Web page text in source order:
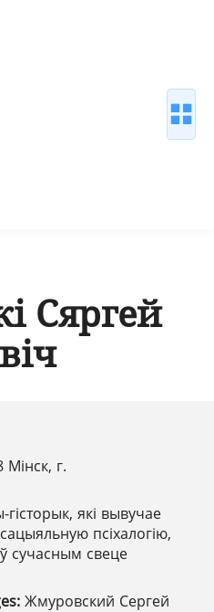
Сяргей
Мінск, г.
гісторык, які вывучае
псіхалогію,
сучасным свеце
Жмуровский Сергей